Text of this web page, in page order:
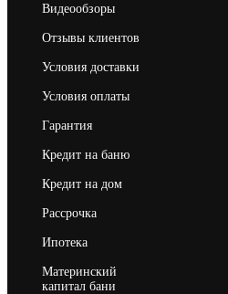
Видеообзоры
Отзывы клиентов
Условия доставки
Условия оплаты
Гарантия
Кредит на баню
Кредит на дом
Рассрочка
Ипотека
Материнский
капитал бани